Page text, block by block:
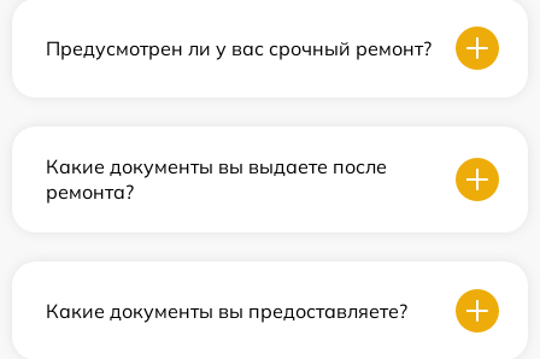
Предусмотрен ли у вас срочный ремонт?
Какие документы вы выдаете после
ремонта?
Какие документы вы предоставляете?